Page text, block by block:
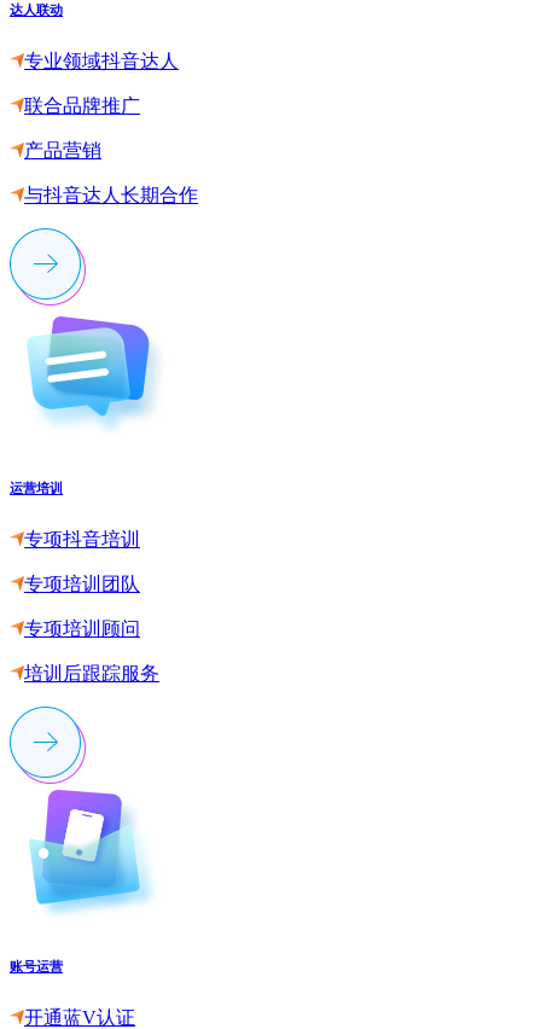
达人联动
专业领域抖音达人
联合品牌推广
产品营销
与抖音达人长期合作
运营培训
专项抖音培训
专项培训团队
专项培训顾问
培训后跟踪服务
账号运营
开通蓝V认证